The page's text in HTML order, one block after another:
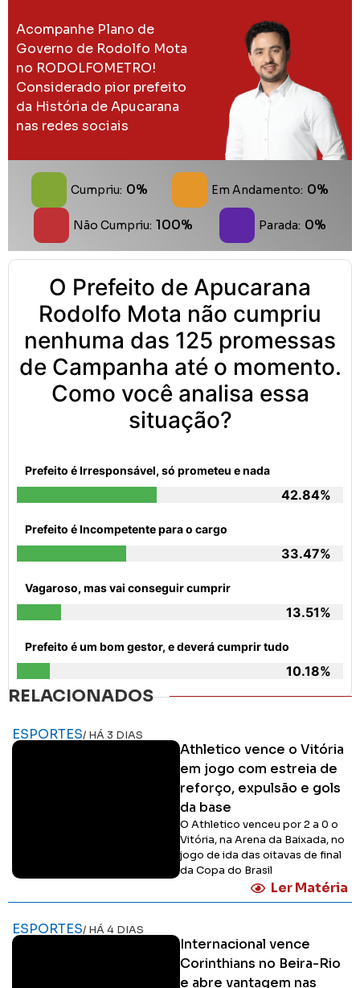
Acompanhe Plano de
Governo de Rodolfo Mota
no RODOLFOMETRO!
Considerado pior prefeito
da História de Apucarana
nas redes sociais
Cumpriu: 0% Em Andamento: 0%
Não Cumpriu: 100% Parada: 0%
O Prefeito de Apucarana
Rodolfo Mota não cumpriu
nenhuma das 125 promessas
de Campanha até o momento.
Como você analisa essa
situação?
Prefeito é Irresponsável, só prometeu e nada
42.84%
Prefeito é Incompetente para o cargo
33.47%
Vagaroso, mas vai conseguir cumprir
13.51%
Prefeito é um bom gestor, e deverá cumprir tudo
10.18%
RELACIONADOS
ESPORTES/ HÁ 3 DIAS
Athletico vence o Vitória
em jogo com estreia de
reforço, expulsão e gols
da base
O Athletico venceu por 2 a 0 o
Vitória, na Arena da Baixada, no
jogo de ida das oitavas de final
da Copa do Brasil
Ler Matéria
ESPORTES/ HÁ 4 DIAS
Internacional vence
Corinthians no Beira-Rio
e abre vantagem nas